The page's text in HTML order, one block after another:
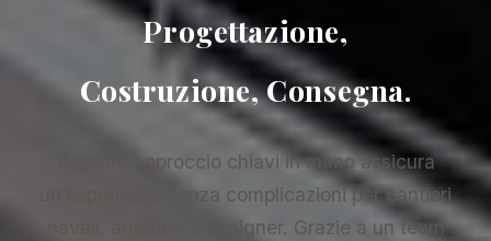
Progettazione,
Costruzione, Consegna.
Il nostro approccio chiavi in mano assicura
un’esperienza senza complicazioni per cantieri
navali, armatori e designer. Grazie a un team